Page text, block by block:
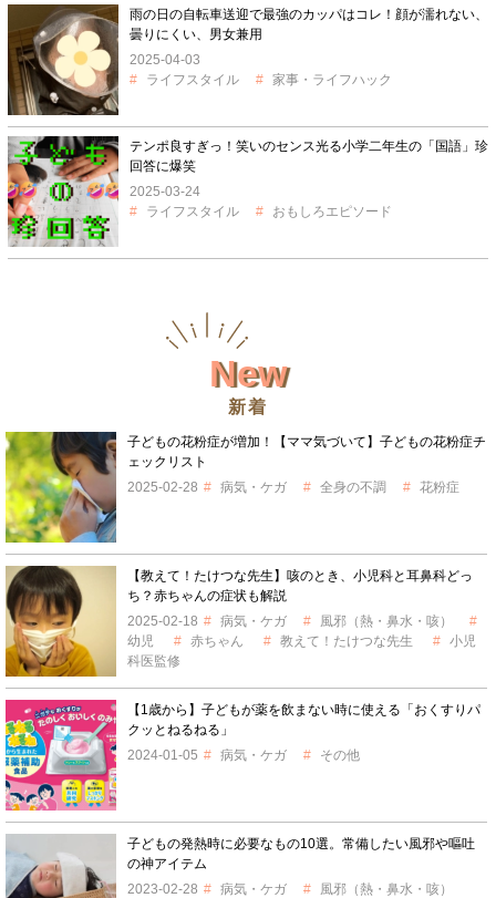
雨の日の自転車送迎で最強のカッパはコレ！顔が濡れない、
曇りにくい、男女兼用
2025-04-03
ライフスタイル
家事・ライフハック
テンポ良すぎっ！笑いのセンス光る小学二年生の「国語」珍
回答に爆笑
2025-03-24
ライフスタイル
おもしろエピソード
New
新着
子どもの花粉症が増加！【ママ気づいて】子どもの花粉症チ
ェックリスト
2025-02-28
病気・ケガ 全身の不調 花粉症
【教えて！たけつな先生】咳のとき、小児科と耳鼻科どっ
ち？赤ちゃんの症状も解説
2025-02-18
病気・ケガ
風邪（熱・鼻水・咳）
幼児
赤ちゃん 教えて！たけつな先生
小児
科医監修
【1歳から】子どもが薬を飲まない時に使える「おくすりパ
クッとねるねる」
2024-01-05
病気・ケガ その他
子どもの発熱時に必要なもの10選。常備したい風邪や嘔吐
の神アイテム
2023-02-28
病気・ケガ 風邪（熱・鼻水・咳）